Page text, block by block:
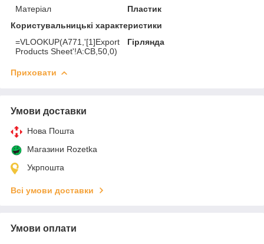
Матеріал
Пластик
Користувальницькі характеристики
=VLOOKUP(A771,'[1]Export
Products Sheet'!A:CB,50,0)
Гірлянда
Приховати
Умови доставки
Нова Пошта
Магазини Rozetka
Укрпошта
Всі умови доставки
Умови оплати